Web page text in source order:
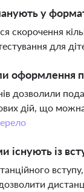
у
скорочення
для
оформлення
дозволили
дій, що
існують із
вступу,